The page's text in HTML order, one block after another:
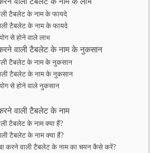
टैबलेट के नाम के फायदे
टैबलेट के नाम के फायदे
से होने वाले लाभ
वाली टैबलेट के नाम के नुकसान
टैबलेट के नाम के नुकसान
टैबलेट के नाम के नुकसान
से होने वाले नुकसान
वाली टैबलेट के नाम
टैबलेट के नाम क्या हैं?
टैबलेट के नाम क्या हैं?
करने वाली टैबलेट के नाम का चयन कैसे करें?